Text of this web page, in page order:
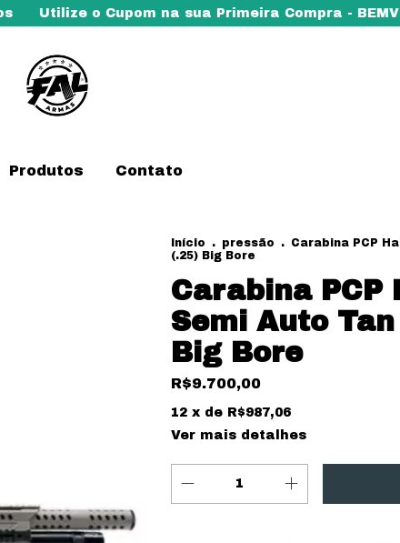
Utilize o Cupom na sua Primeira Compra -
Produtos Contato
Início . pressão .
Carabina PCP
(.25) Big Bore
Carabina PCP
Semi Auto
Big Bore
R$9.700,00
12 x de R$987,06
Ver mais detalhes